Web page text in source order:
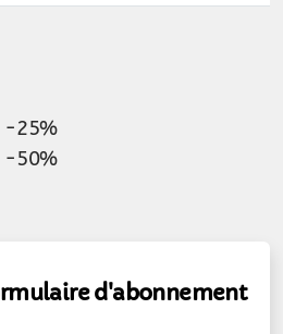
-25%
-50%
d'abonnement